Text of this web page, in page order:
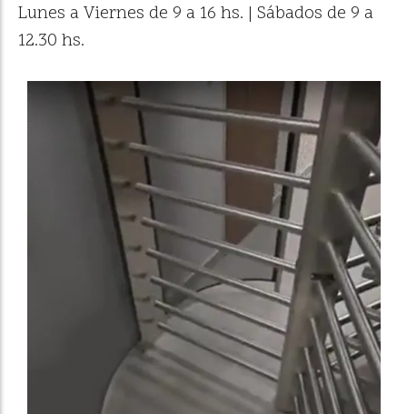
Lunes a Viernes de 9 a 16 hs. | Sábados de 9 a
12.30 hs.